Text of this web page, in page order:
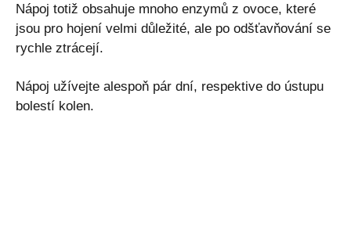
Nápoj totiž obsahuje mnoho enzymů z ovoce, které
jsou pro hojení velmi důležité, ale po odšťavňování se
rychle ztrácejí.
Nápoj užívejte alespoň pár dní, respektive do ústupu
bolestí kolen.